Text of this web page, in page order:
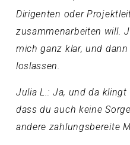
Dirigenten oder
zusammenarbeiten will.
mich ganz klar, und
loslassen.
Julia L.: Ja, und da
dass du auch keine
andere zahlungsbereite